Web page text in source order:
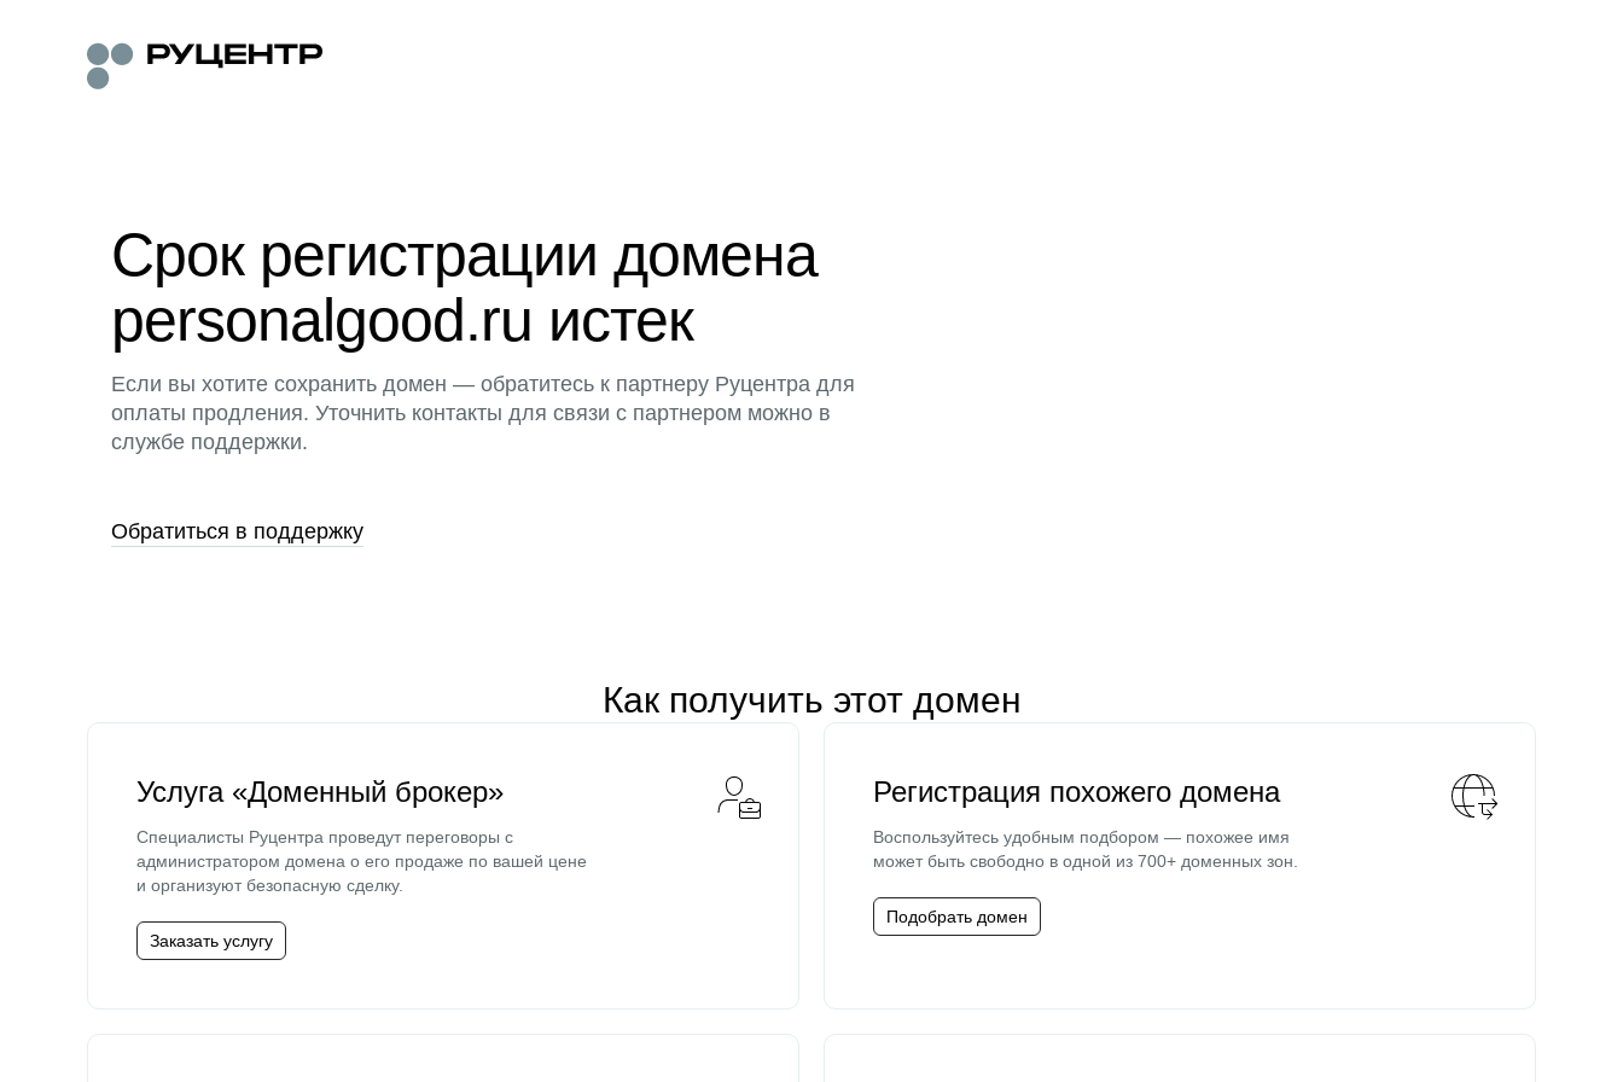
Срок регистрации домена
personalgood.ru истек
Если вы хотите сохранить домен — обратитесь к партнеру Руцентра для
оплаты продления. Уточнить контакты для связи с партнером можно в
службе поддержки.
Обратиться в поддержку
Как получить этот домен
Услуга «Доменный брокер»
Специалисты Руцентра проведут переговоры с
администратором домена о его продаже по вашей цене
и организуют безопасную сделку.
Заказать услугу
Регистрация похожего домена
Воспользуйтесь удобным подбором — похожее имя
может быть свободно в одной из 700+ доменных зон.
Подобрать домен